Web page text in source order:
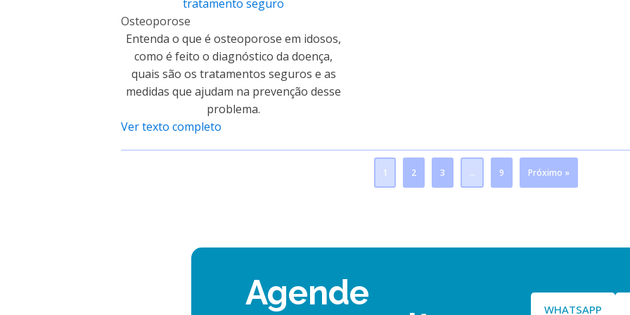
tratamento seguro
Osteoporose
Entenda o que é osteoporose em idosos,
como é feito o diagnóstico da doença,
quais são os tratamentos seguros e as
medidas que ajudam na prevenção desse
problema.
Ver texto completo
1 2 3 … 9 Próximo »
Agende
WHATSAPP